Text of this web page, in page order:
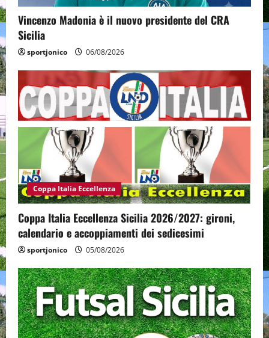
Vincenzo Madonia è il nuovo presidente del CRA
Sicilia
sportjonico 06/08/2026
Coppa Italia Eccellenza
Coppa Italia Eccellenza Sicilia 2026/2027: gironi,
calendario e accoppiamenti dei sedicesimi
sportjonico 05/08/2026